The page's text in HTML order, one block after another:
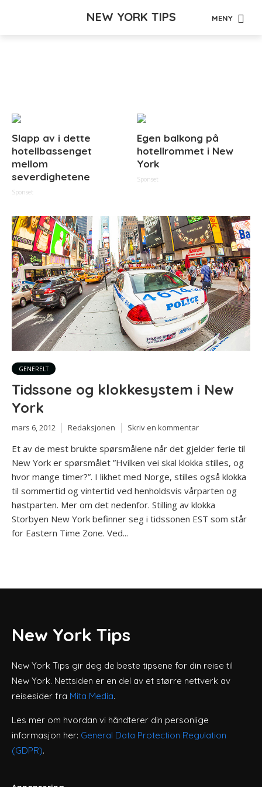
NEW YORK TIPS MENY
Slapp av i dette
hotellbassenget
mellom
severdighetene
Sponset
Egen balkong på
hotellrommet i New
York
Sponset
GENERELT
Tidssone og klokkesystem i New
York
mars 6, 2012 Redaksjonen Skriv en kommentar
Et av de mest brukte spørsmålene når det gjelder ferie til
New York er spørsmålet ”Hvilken vei skal klokka stilles, og
hvor mange timer?”. I likhet med Norge, stilles også klokka
til sommertid og vintertid ved henholdsvis vårparten og
høstparten. Mer om det nedenfor. Stilling av klokka
Storbyen New York befinner seg i tidssonen EST som står
for Eastern Time Zone. Ved...
New York Tips
New York Tips gir deg de beste tipsene for din reise til
New York. Nettsiden er en del av et større nettverk av
reisesider fra Mita Media.
Les mer om hvordan vi håndterer din personlige
informasjon her: General Data Protection Regulation
(GDPR).